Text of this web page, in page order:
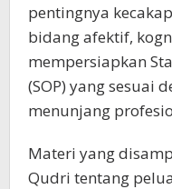
pentingnya
bidang afektif,
mempersiapkan
(SOP) yang sesuai
menunjang
Materi yang
Qudri tentang